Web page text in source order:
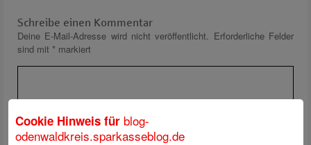
Schreibe einen Kommentar
Deine E-Mail-Adresse wird nicht veröffentlicht. Erforderliche Felder
sind mit * markiert
Cookie Hinweis für blog-
odenwaldkreis.sparkasseblog.de